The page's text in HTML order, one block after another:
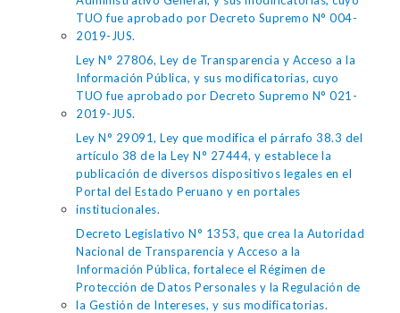
TUO fue aprobado por Decreto Supremo N° 004-
2019-JUS.
Ley N° 27806, Ley de Transparencia y Acceso a la
Información Pública, y sus modificatorias, cuyo
TUO fue aprobado por Decreto Supremo N° 021-
2019-JUS.
Ley N° 29091, Ley que modifica el párrafo 38.3 del
artículo 38 de la Ley N° 27444, y establece la
publicación de diversos dispositivos legales en el
Portal del Estado Peruano y en portales
institucionales.
Decreto Legislativo N° 1353, que crea la Autoridad
Nacional de Transparencia y Acceso a la
Información Pública, fortalece el Régimen de
Protección de Datos Personales y la Regulación de
la Gestión de Intereses, y sus modificatorias.